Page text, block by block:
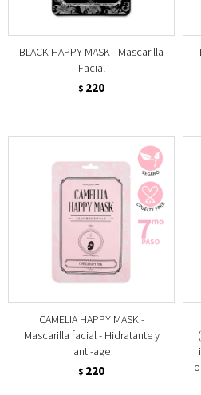
BLACK HAPPY MASK - Mascarilla
Facial
$ 220
CAMELIA HAPPY MASK -
Mascarilla facial - Hidratante y
anti-age
$ 220